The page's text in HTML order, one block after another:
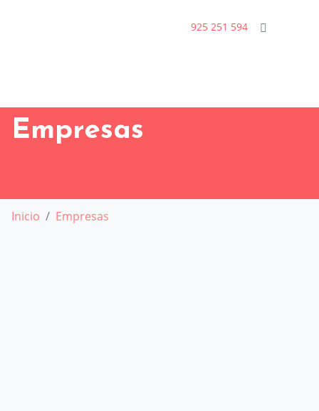
925 251 594
Empresas
Inicio Empresas